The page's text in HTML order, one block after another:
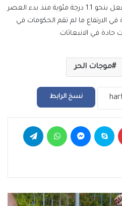
لقد ارتفعت درجة حرارة العالم بالفعل بنحو 1.1 درجة مئوية منذ بدء العصر
الارتفاع ما لم تقم الحكومات في
حادة في الانبعاثات.
موجات الحر
نسخ الرابط
بينتيريست سكايب ماسنجر واتساب